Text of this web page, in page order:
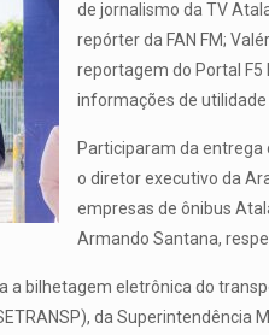
de jornalismo da TV
repórter da FAN FM;
reportagem do Portal
informações de
Participaram da entrega
o diretor executivo da
empresas de ônibus
Armando Santana,
bilhetagem eletrônica do
da Superintendência